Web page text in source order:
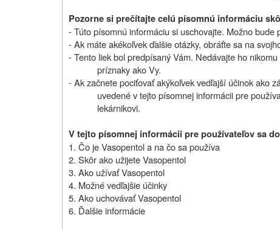
Pozorne si prečítajte celú písomnú informáciu
- Túto písomnú informáciu si uschovajte. Možno bude
- Ak máte akékoľvek ďalšie otázky, obráťte sa na
- Tento liek bol predpísaný Vám. Nedávajte ho
príznaky ako Vy.
- Ak začnete pociťovať akýkoľvek vedľajší účinok ako
uvedené v tejto písomnej informácii pre
lekárnikovi.
V tejto písomnej informácii pre používateľov sa
1. Čo je Vasopentol a na čo sa používa
2. Skôr ako užijete Vasopentol
3. Ako užívať Vasopentol
4. Možné vedľajšie účinky
5. Ako uchovávať Vasopentol
6. Ďalšie informácie